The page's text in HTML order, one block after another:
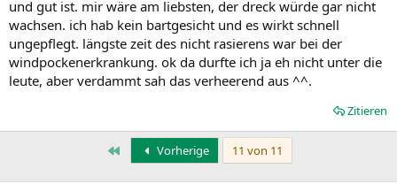
und gut ist. mir wäre am liebsten, der dreck würde gar nicht
wachsen. ich hab kein bartgesicht und es wirkt schnell
ungepflegt. längste zeit des nicht rasierens war bei der
windpockenerkrankung. ok da durfte ich ja eh nicht unter die
leute, aber verdammt sah das verheerend aus ^^.
Zitieren
Erste Vorherige 11 von 11